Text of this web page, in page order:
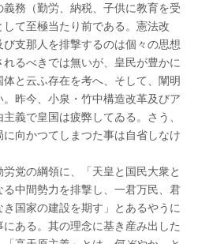
務（勤労、納税、子供に教育を受
て至極当たり前である。憲法改
支那人を排撃するのは個々の思想
るべきでは無いが、皇民が豊かに
と云ふ存在を考へ、そして、闡明
昨今、小泉・竹中構造改革及びア
義で皇国は疲弊してゐる。さう、
向かつてしまつた事は自省しなけ
党の綱領に、「天皇と国民大衆と
中間勢力を排撃し、一君万民、君
国家の建設を期す」とあるやうに
ある。其の理念に基き産み出した